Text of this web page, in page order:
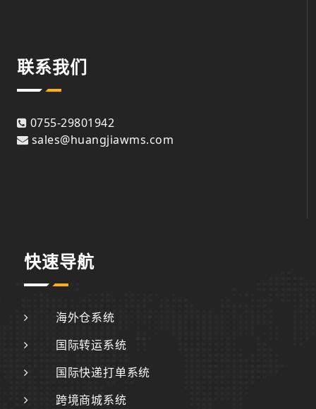
联系我们
0755-29801942
sales@huangjiawms.com
快速导航
海外仓系统
国际转运系统
国际快递打单系统
跨境商城系统